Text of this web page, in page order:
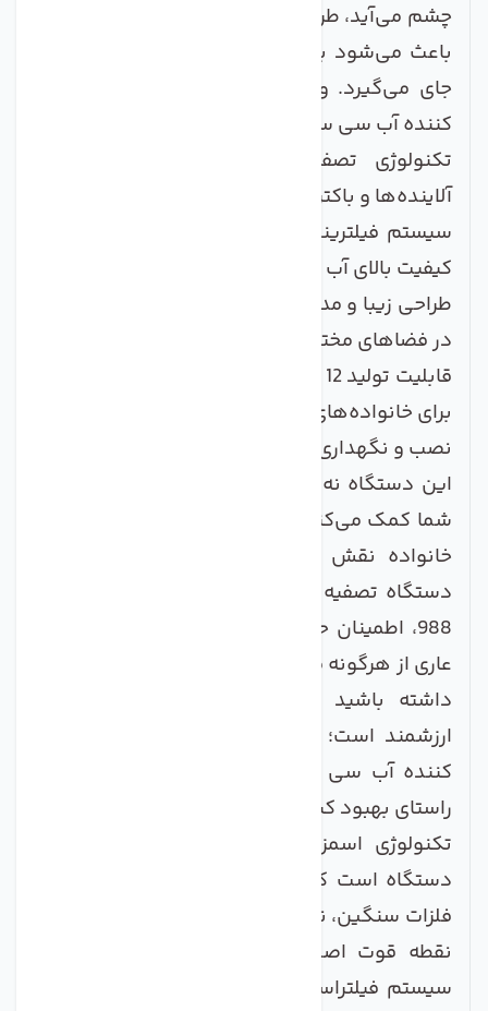
چشم می‌آید، طراحی بهینه و جمع‌وجور آن است که
باعث می‌شود به راحتی در منزل یا محل کار شما
جای می‌گیرد. ویژگی‌های کلیدی دستگاه تصفیه
کننده آب سی سی کا مدل RO-988 عبارتند از:
آلاینده‌ها و باکتری‌ها
کیفیت بالای آب
طراحی زیبا و مدرن با حجم کم برای قرارگیری آسان
در فضاهای مختلف
برای خانواده‌های پرجمعیت
نصب و نگهداری آسان با کاربری ساده
این دستگاه نه تنها به بهبود کیفیت آب مصرفی
شما کمک می‌کند، بلکه می‌تواند در حفظ سلامتی
خانواده نقش بسزایی ایفا کند. با استفاده از
988، اطمینان حاصل کنید که همیشه آبی پاک و
عاری از هرگونه مواد مضر در دسترس دارید. به یاد
داشته باشید که سلامتی شما و خانواده‌تان
ارزشمند است؛ بنابراین با خرید دستگاه تصفیه
راستای بهبود کیفیت زندگی‌تان بردارید!
دستگاه است که با دقت بالا، ناخالصی‌های مضر،
فلزات سنگین، نیترات و کلر را از آب جدا می‌کند. اما
نقطه قوت اصلی، ترکیب این تکنولوژی با یک